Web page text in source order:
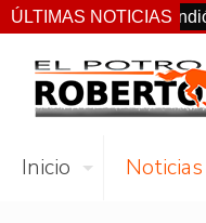
ÚLTIMAS NOTICIAS
Jr. sorprendió en las
Inicio Noticias